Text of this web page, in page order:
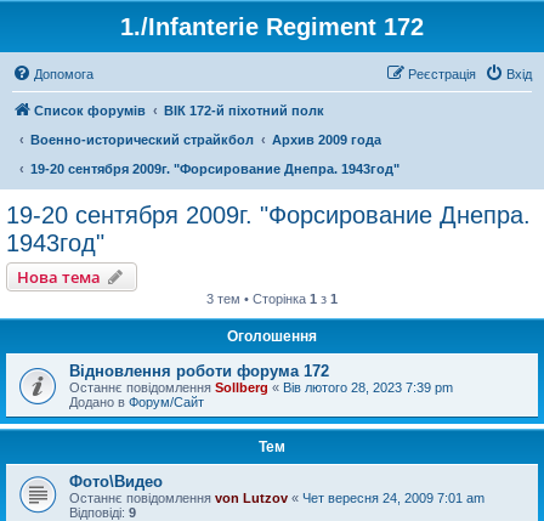
1./Infanterie Regiment 172
Допомога Вхід
Реєстрація
Список форумів
ВІК 172-й піхотний полк
Военно-исторический страйкбол
Архив 2009 года
19-20 сентября 2009г. "Форсирование Днепра. 1943год"
19-20 сентября 2009г. "Форсирование Днепра.
1943год"
Нова тема
3 тем • Сторінка 1 з 1
Оголошення
Відновлення роботи форума 172
Останнє повідомлення Sollberg « Вів лютого 28, 2023 7:39 pm
Додано в Форум/Сайт
Тем
Фото\Видео
Останнє повідомлення von Lutzov « Чет вересня 24, 2009 7:01 am
Відповіді: 9